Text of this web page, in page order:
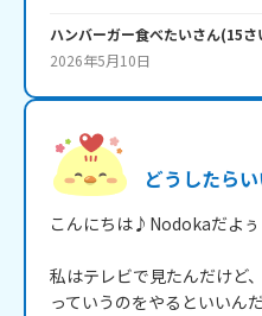
ハンバーガー食べたいさん(15さ
2026年5月10日
どうしたら
こんにちは♪Nodokaだよ
私はテレビで見たんだけど
っていうのをやるといいん